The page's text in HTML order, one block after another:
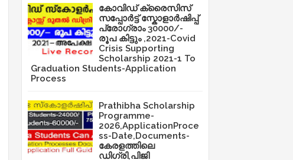
കോവിഡ് ക്രൈസിസ്
സപ്പോർട്ട് സ്കോളാർഷിപ്പ്
പ്രോഗ്രാം 30000/-
രൂപ കിട്ടും ,2021-Covid
Crisis Supporting
Scholarship 2021-1 To
Graduation Students-Application
Process
Prathibha Scholarship
Programme-
2026,ApplicationProce
ss-Date,Documents-
കേരളത്തിലെ
ഡിഗ്രി,പിജി